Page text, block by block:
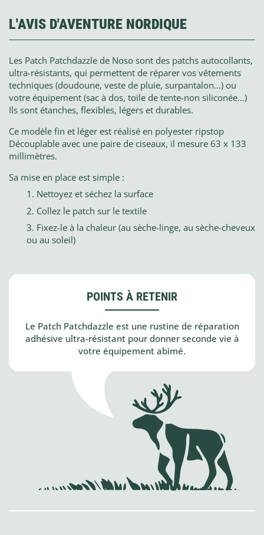
L'AVIS D'AVENTURE NORDIQUE
Les Patch Patchdazzle de Noso sont des patchs autocollants,
ultra-résistants, qui permettent de réparer vos vêtements
techniques (doudoune, veste de pluie, surpantalon…) ou
votre équipement (sac à dos, toile de tente-non siliconée…)
Ils sont étanches, flexibles, légers et durables.
Ce modèle fin et léger est réalisé en polyester ripstop
Découplable avec une paire de ciseaux, il mesure 63 x 133
millimètres.
Sa mise en place est simple :
Nettoyez et séchez la surface
Collez le patch sur le textile
Fixez-le à la chaleur (au sèche-linge, au sèche-cheveux
ou au soleil)
POINTS À RETENIR
Le Patch Patchdazzle est une rustine de réparation
adhésive ultra-résistant pour donner seconde vie à
votre équipement abimé.